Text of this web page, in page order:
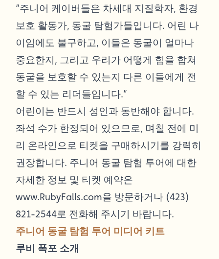
“주니어 케이버들은 차세대 지질학자, 환경
보호 활동가, 동굴 탐험가들입니다. 어린 나
이임에도 불구하고, 이들은 동굴이 얼마나
중요한지, 그리고 우리가 어떻게 힘을 합쳐
동굴을 보호할 수 있는지 다른 이들에게 전
할 수 있는 리더들입니다.”
어린이는 반드시 성인과 동반해야 합니다.
좌석 수가 한정되어 있으므로, 며칠 전에 미
리 온라인으로 티켓을 구매하시기를 강력히
권장합니다. 주니어 동굴 탐험 투어에 대한
자세한 정보 및 티켓 예약은
www.RubyFalls.com을 방문하거나 (423)
821-2544로 전화해 주시기 바랍니다.
주니어 동굴 탐험 투어 미디어 키트
루비 폭포 소개